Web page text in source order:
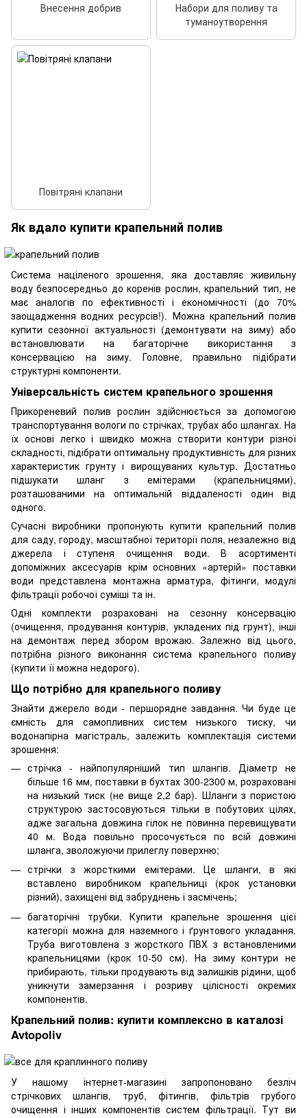
Як вдало купити крапельний полив
Система націленого зрошення, яка доставляє живильну
воду безпосередньо до коренів рослин, крапельний тип, не
має аналогів по ефективності і економічності (до 70%
заощадження водних ресурсів!). Можна крапельний полив
купити сезонної актуальності (демонтувати на зиму) або
встановлювати на багаторічне використання з
консервацією на зиму. Головне, правильно підібрати
структурні компоненти.
Універсальність систем крапельного зрошення
Прикореневий полив рослин здійснюється за допомогою
транспортування вологи по стрічках, трубах або шлангах. На
їх основі легко і швидко можна створити контури різної
складності, підібрати оптимальну продуктивність для різних
характеристик грунту і вирощуваних культур. Достатньо
підшукати шланг з емітерами (крапельницями),
розташованими на оптимальній віддаленості один від
одного.
Сучасні виробники пропонують купити крапельний полив
для саду, городу, масштабної території поля, незалежно від
джерела і ступеня очищення води. В асортименті
допоміжних аксесуарів крім основних «артерій» поставки
води представлена ​​монтажна арматура, фітинги, модулі
фільтрації робочої суміші та ін.
Одні комплекти розраховані на сезонну консервацію
(очищення, продування контурів, укладених під грунт), інші
на демонтаж перед збором врожаю. Залежно від цього,
потрібна різного виконання система крапельного поливу
(купити її можна недорого).
Що потрібно для крапельного поливу
Знайти джерело води - першорядне завдання. Чи буде це
ємність для самопливних систем низького тиску, чи
водонапірна магістраль, залежить комплектація системи
зрошення:
стрічка - найпопулярніший тип шлангів. Діаметр не
більше 16 мм, поставки в бухтах 300-2300 м, розраховані
на низький тиск (не вище 2,2 бар). Шланги з пористою
структурою застосовуються тільки в побутових цілях,
адже загальна довжина гілок не повинна перевищувати
40 м. Вода повільно просочується по всій довжині
шланга, зволожуючи прилеглу поверхню;
стрічки з жорсткими емітерами. Це шланги, в які
вставлено виробником крапельниці (крок установки
різний), захищені від забруднень і засмічень;
багаторічні трубки. Купити крапельне зрошення цієї
категорії можна для наземного і ґрунтового укладання.
Труба виготовлена ​​з жорсткого ПВХ з встановленими
крапельницями (крок 10-50 см). На зиму контури не
прибирають, тільки продувають від залишків рідини, щоб
уникнути замерзання і розриву цілісності окремих
компонентів.
Крапельний полив: купити комплексно в каталозі
Avtopoliv
У нашому інтернет-магазині запропоновано безліч
стрічкових шлангів, труб, фітингів, фільтрів грубого
очищення і інших компонентів систем фільтрації. Тут ви
Внесення добрив
Набори для поливу та
туманоутворення
Повітряні клапани